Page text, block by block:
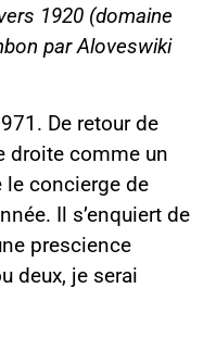
1920 (domaine
par Aloveswiki
De retour de
droite comme un
le concierge de
Il s’enquiert de
prescience
deux, je serai